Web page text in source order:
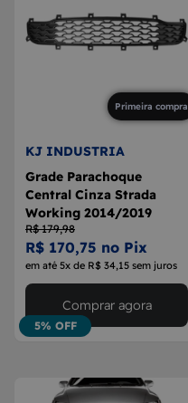
Primeira compra
KJ INDUSTRIA
Grade Parachoque
Central Cinza Strada
Working 2014/2019
R$ 179,98
R$ 170,75 no Pix
em até 5x de R$ 34,15 sem juros
5% OFF
Comprar agora